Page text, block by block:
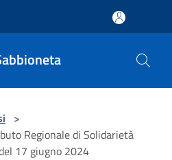
>
Regionale di Solidarietà
17 giugno 2024